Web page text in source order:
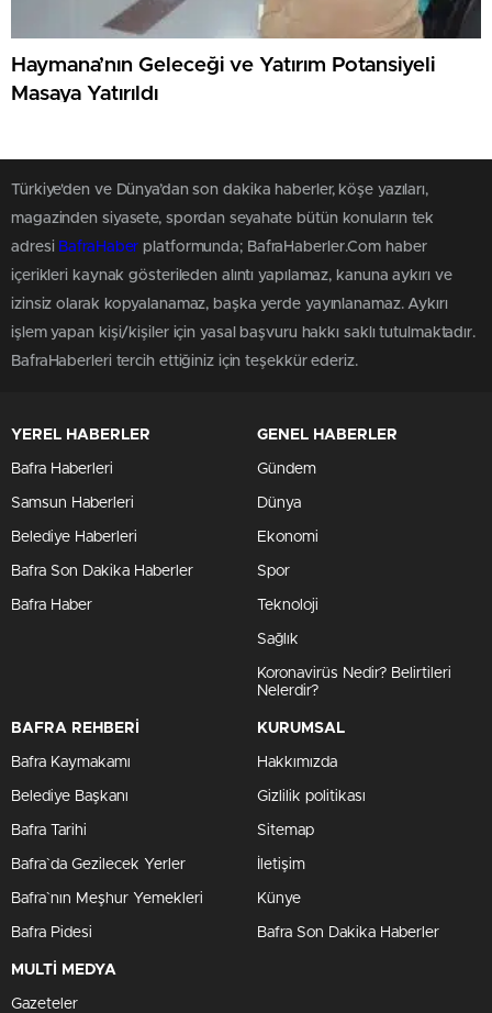
Haymana’nın Geleceği ve Yatırım Potansiyeli
Masaya Yatırıldı
Türkiye'den ve Dünya’dan son dakika haberler, köşe yazıları,
magazinden siyasete, spordan seyahate bütün konuların tek
adresi BafraHaber platformunda; BafraHaberler.Com haber
içerikleri kaynak gösterileden alıntı yapılamaz, kanuna aykırı ve
izinsiz olarak kopyalanamaz, başka yerde yayınlanamaz. Aykırı
işlem yapan kişi/kişiler için yasal başvuru hakkı saklı tutulmaktadır.
BafraHaberleri tercih ettiğiniz için teşekkür ederiz.
YEREL HABERLER
Bafra Haberleri
Samsun Haberleri
Belediye Haberleri
Bafra Son Dakika Haberler
Bafra Haber
GENEL HABERLER
Gündem
Dünya
Ekonomi
Spor
Teknoloji
Sağlık
Koronavirüs Nedir? Belirtileri
Nelerdir?
BAFRA REHBERİ
Bafra Kaymakamı
Belediye Başkanı
Bafra Tarihi
Bafra`da Gezilecek Yerler
Bafra`nın Meşhur Yemekleri
Bafra Pidesi
KURUMSAL
Hakkımızda
Gizlilik politikası
Sitemap
İletişim
Künye
Bafra Son Dakika Haberler
MULTİ MEDYA
Gazeteler